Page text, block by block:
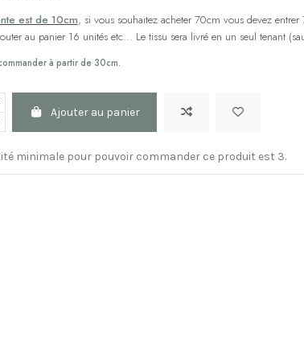
est de 10cm, si vous souhaitez acheter 70cm vous devez
au panier 16 unités etc... Le tissu sera livré en un seul tenant
à partir de 30cm.
Ajouter au panier
minimale pour pouvoir commander ce produit est 3.